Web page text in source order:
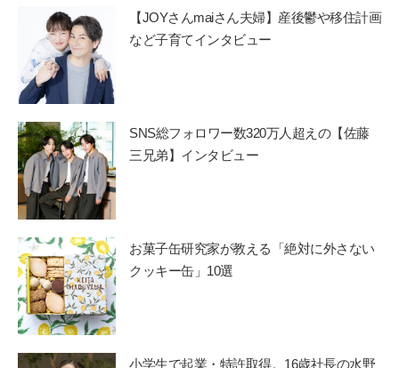
【JOYさんmaiさん夫婦】産後鬱や移住計画
など子育てインタビュー
SNS総フォロワー数320万人超えの【佐藤
三兄弟】インタビュー
お菓子缶研究家が教える「絶対に外さない
クッキー缶」10選
小学生で起業・特許取得。16歳社長の水野